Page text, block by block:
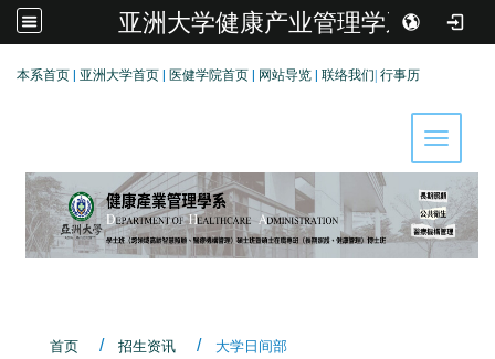
亚洲大学健康产业管理学系
本系首页 亚洲大学首页 医健学院首页 网站导览 联络我们 行事历
Toggle
首页 招生资讯 大学日间部